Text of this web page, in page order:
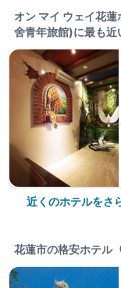
オン マイ ウェイ花
舍青年旅館)に最も近
近くのホテルをさ
花蓮市の格安ホテル